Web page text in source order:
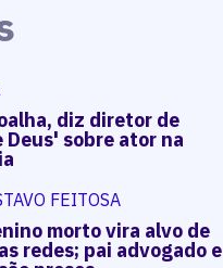
diz diretor de
Deus' sobre ator na
FEITOSA
morto vira alvo de
redes; pai advogado e